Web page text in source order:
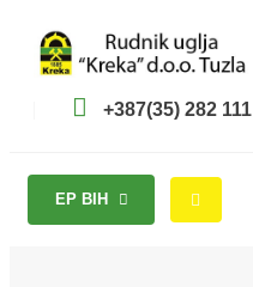
+387(35) 282 111
EP BIH